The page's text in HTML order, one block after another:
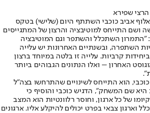
הרצי שפירא
אביב כוכבי השתתף היום (שלישי) בטקס
ושם התייחס למוטיבציה והרצון של המתגייסים
"התמרון השתכלל והשתפר וגם המוטיבציה
השתפרה, ובשנתיים האחרונות יש עלייה
קרביות. עלייה זו בלטה במיוחד ברצון
האחרון – ואלו הנתונים הגבוהים ביותר
הוא התייחס לשינויים שהתרחשו בצה"ל
היא שם המשחק", הדגיש כוכבי והוסיף כי
של כל ארגון, וחוסר רלוונטיות הוא המצב
וארגון צבאי בפרט יכולים להיקלע אליו. ארגונים